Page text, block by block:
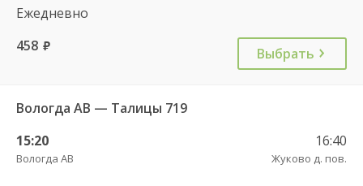
Ежедневно
458 руб. Выбрать
Вологда АВ — Талицы 719
15:20
Вологда АВ
16:40
Жуково д. пов.